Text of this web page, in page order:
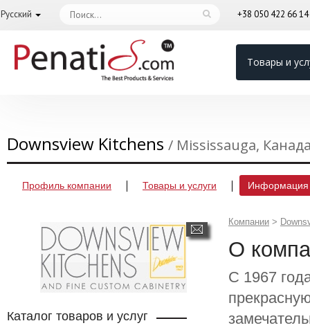
Русский +38 050 422 66 14
Товары и
Downsview Kitchens / Mississauga,
Профиль компании Товары и услуги Информация
Каталог товаров и услуг
Компании >
О
С 1967